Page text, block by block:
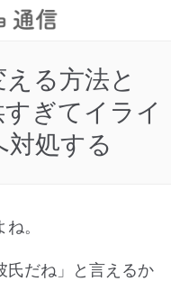
る方法と
ぎてイライ
対処する
。
氏だね」と言えるか